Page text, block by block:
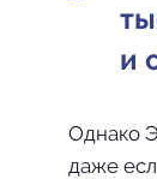
и
Однако
даже